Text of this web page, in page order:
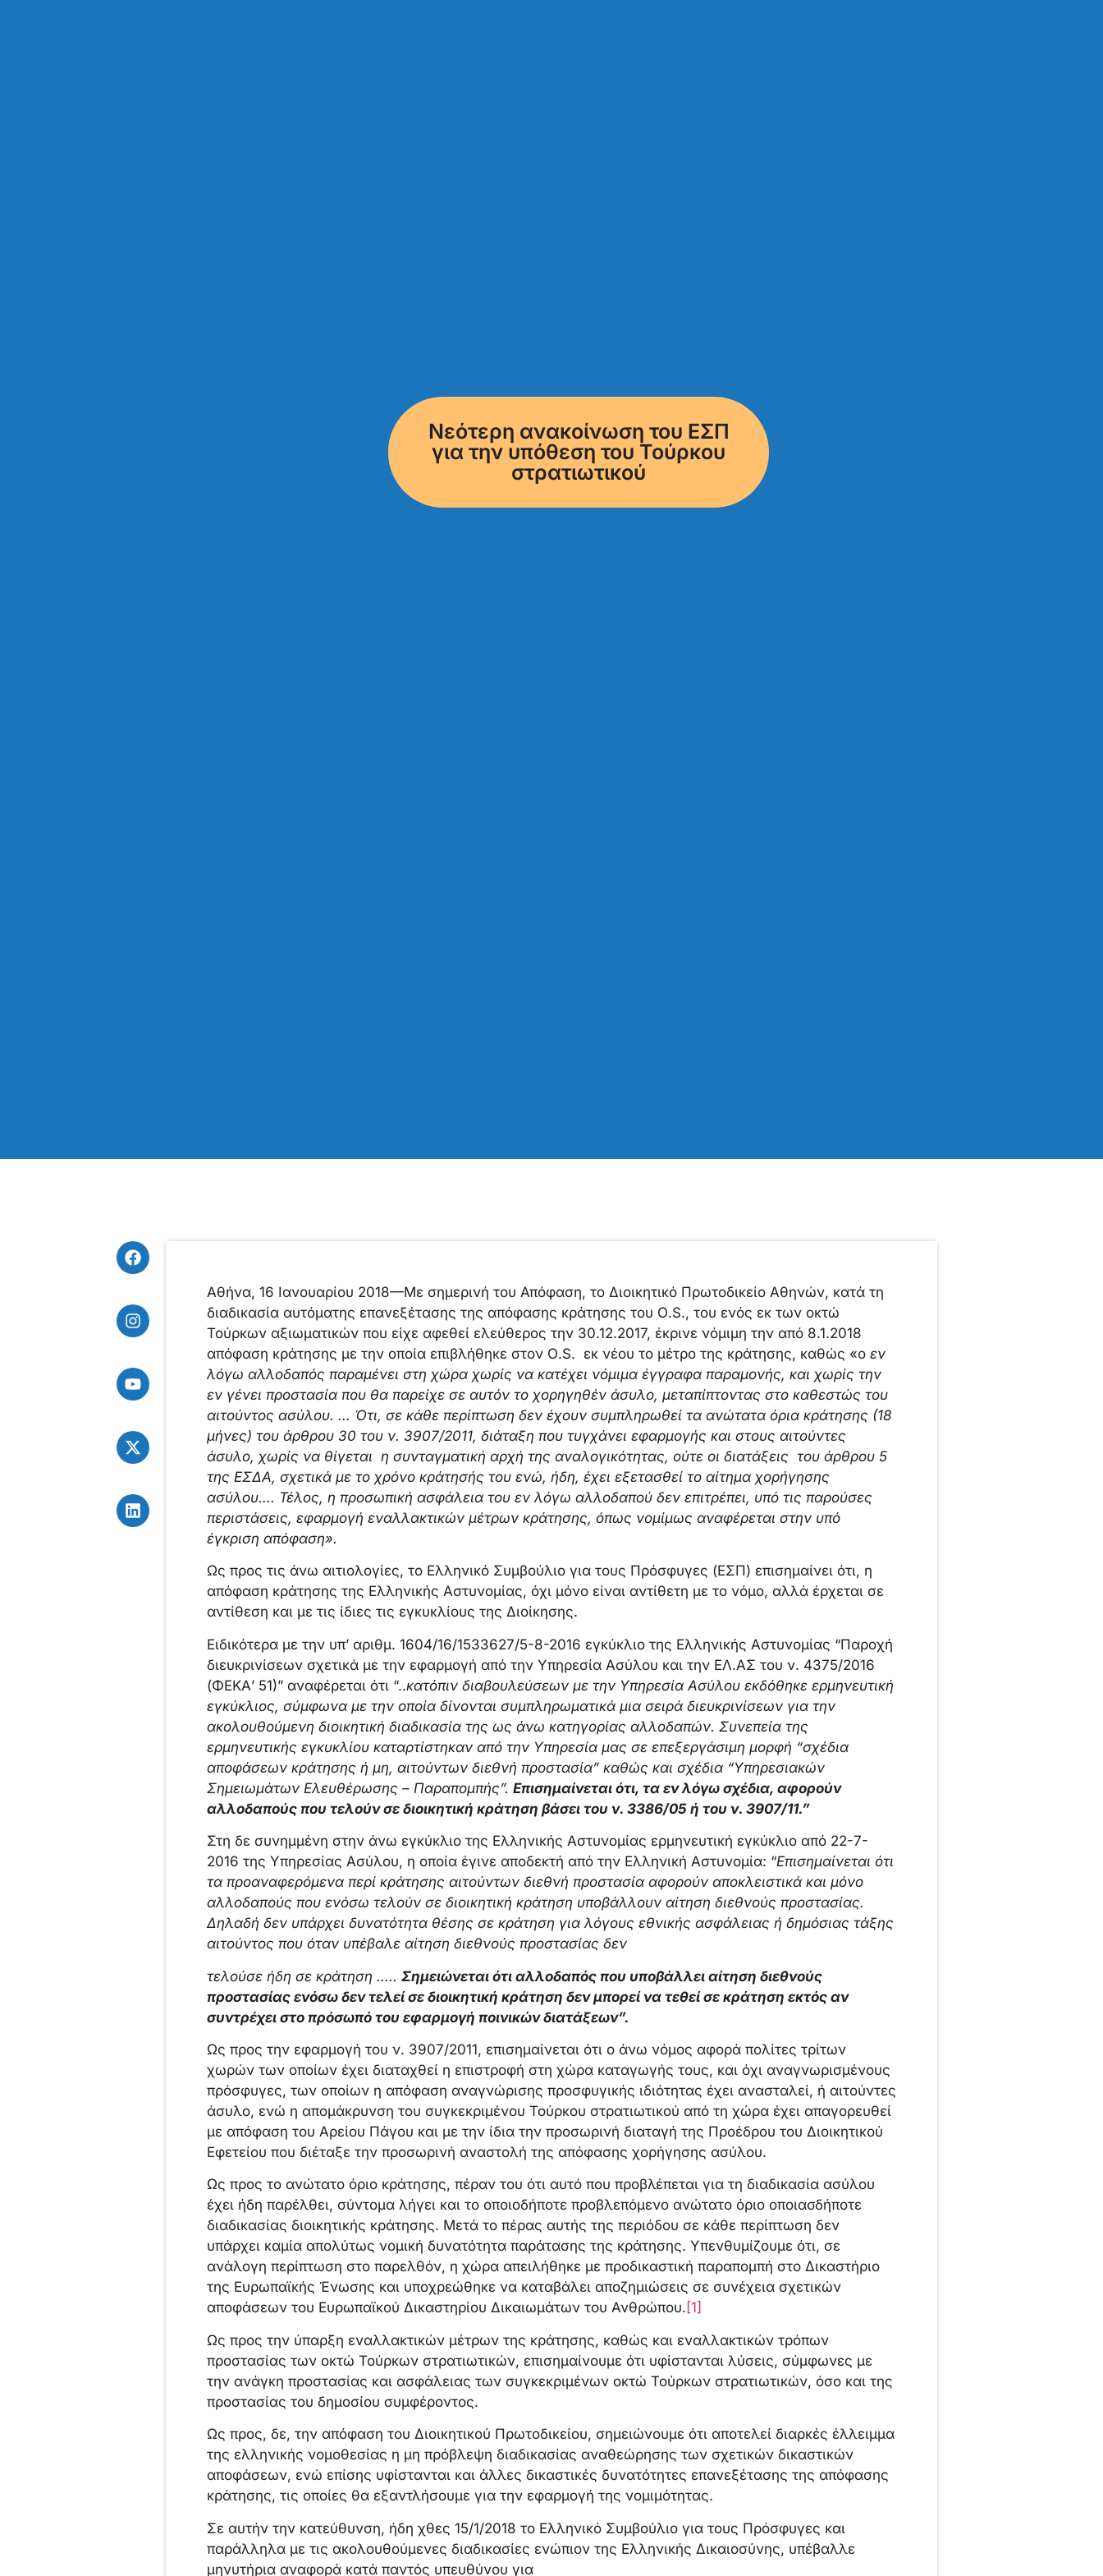
Νεότερη ανακοίνωση του ΕΣΠ
για την υπόθεση του Τούρκου
στρατιωτικού
Αθήνα, 16 Ιανουαρίου 2018—Με σημερινή του Απόφαση, το Διοικητικό Πρωτοδικείο Αθηνών, κατά τη
διαδικασία αυτόματης επανεξέτασης της απόφασης κράτησης του Ο.S., του ενός εκ των οκτώ
Τούρκων αξιωματικών που είχε αφεθεί ελεύθερος την 30.12.2017, έκρινε νόμιμη την από 8.1.2018
απόφαση κράτησης με την οποία επιβλήθηκε στον Ο.S. εκ νέου το μέτρο της κράτησης, καθώς «ο εν
λόγω αλλοδαπός παραμένει στη χώρα χωρίς να κατέχει νόμιμα έγγραφα παραμονής, και χωρίς την
εν γένει προστασία που θα παρείχε σε αυτόν το χορηγηθέν άσυλο, μεταπίπτοντας στο καθεστώς του
αιτούντος ασύλου. … Ότι, σε κάθε περίπτωση δεν έχουν συμπληρωθεί τα ανώτατα όρια κράτησης (18
μήνες) του άρθρου 30 του ν. 3907/2011, διάταξη που τυγχάνει εφαρμογής και στους αιτούντες
άσυλο, χωρίς να θίγεται η συνταγματική αρχή της αναλογικότητας, ούτε οι διατάξεις του άρθρου 5
της ΕΣΔΑ, σχετικά με το χρόνο κράτησής του ενώ, ήδη, έχει εξετασθεί το αίτημα χορήγησης
ασύλου…. Τέλος, η προσωπική ασφάλεια του εν λόγω αλλοδαπού δεν επιτρέπει, υπό τις παρούσες
περιστάσεις, εφαρμογή εναλλακτικών μέτρων κράτησης, όπως νομίμως αναφέρεται στην υπό
έγκριση απόφαση».
Ως προς τις άνω αιτιολογίες, το Ελληνικό Συμβούλιο για τους Πρόσφυγες (ΕΣΠ) επισημαίνει ότι, η
απόφαση κράτησης της Ελληνικής Αστυνομίας, όχι μόνο είναι αντίθετη με το νόμο, αλλά έρχεται σε
αντίθεση και με τις ίδιες τις εγκυκλίους της Διοίκησης.
Ειδικότερα με την υπ’ αριθμ. 1604/16/1533627/5-8-2016 εγκύκλιο της Ελληνικής Αστυνομίας “Παροχή
διευκρινίσεων σχετικά με την εφαρμογή από την Υπηρεσία Ασύλου και την ΕΛ.ΑΣ του ν. 4375/2016
(ΦΕΚΑ’ 51)” αναφέρεται ότι “..κατόπιν διαβουλεύσεων με την Υπηρεσία Ασύλου εκδόθηκε ερμηνευτική
εγκύκλιος, σύμφωνα με την οποία δίνονται συμπληρωματικά μια σειρά διευκρινίσεων για την
ακολουθούμενη διοικητική διαδικασία της ως άνω κατηγορίας αλλοδαπών. Συνεπεία της
ερμηνευτικής εγκυκλίου καταρτίστηκαν από την Υπηρεσία μας σε επεξεργάσιμη μορφή “σχέδια
αποφάσεων κράτησης ή μη, αιτούντων διεθνή προστασία” καθώς και σχέδια “Υπηρεσιακών
Σημειωμάτων Ελευθέρωσης – Παραπομπής”. Επισημαίνεται ότι, τα εν λόγω σχέδια, αφορούν
αλλοδαπούς που τελούν σε διοικητική κράτηση βάσει του ν. 3386/05 ή του ν. 3907/11.”
Στη δε συνημμένη στην άνω εγκύκλιο της Ελληνικής Αστυνομίας ερμηνευτική εγκύκλιο από 22-7-
2016 της Υπηρεσίας Ασύλου, η οποία έγινε αποδεκτή από την Ελληνική Αστυνομία: “Επισημαίνεται ότι
τα προαναφερόμενα περί κράτησης αιτούντων διεθνή προστασία αφορούν αποκλειστικά και μόνο
αλλοδαπούς που ενόσω τελούν σε διοικητική κράτηση υποβάλλουν αίτηση διεθνούς προστασίας.
Δηλαδή δεν υπάρχει δυνατότητα θέσης σε κράτηση για λόγους εθνικής ασφάλειας ή δημόσιας τάξης
αιτούντος που όταν υπέβαλε αίτηση διεθνούς προστασίας δεν
τελούσε ήδη σε κράτηση ….. Σημειώνεται ότι αλλοδαπός που υποβάλλει αίτηση διεθνούς
προστασίας ενόσω δεν τελεί σε διοικητική κράτηση δεν μπορεί να τεθεί σε κράτηση εκτός αν
συντρέχει στο πρόσωπό του εφαρμογή ποινικών διατάξεων”.
Ως προς την εφαρμογή του ν. 3907/2011, επισημαίνεται ότι ο άνω νόμος αφορά πολίτες τρίτων
χωρών των οποίων έχει διαταχθεί η επιστροφή στη χώρα καταγωγής τους, και όχι αναγνωρισμένους
πρόσφυγες, των οποίων η απόφαση αναγνώρισης προσφυγικής ιδιότητας έχει ανασταλεί, ή αιτούντες
άσυλο, ενώ η απομάκρυνση του συγκεκριμένου Τούρκου στρατιωτικού από τη χώρα έχει απαγορευθεί
με απόφαση του Αρείου Πάγου και με την ίδια την προσωρινή διαταγή της Προέδρου του Διοικητικού
Εφετείου που διέταξε την προσωρινή αναστολή της απόφασης χορήγησης ασύλου.
Ως προς το ανώτατο όριο κράτησης, πέραν του ότι αυτό που προβλέπεται για τη διαδικασία ασύλου
έχει ήδη παρέλθει, σύντομα λήγει και το οποιοδήποτε προβλεπόμενο ανώτατο όριο οποιασδήποτε
διαδικασίας διοικητικής κράτησης. Μετά το πέρας αυτής της περιόδου σε κάθε περίπτωση δεν
υπάρχει καμία απολύτως νομική δυνατότητα παράτασης της κράτησης. Υπενθυμίζουμε ότι, σε
ανάλογη περίπτωση στο παρελθόν, η χώρα απειλήθηκε με προδικαστική παραπομπή στο Δικαστήριο
της Ευρωπαϊκής Ένωσης και υποχρεώθηκε να καταβάλει αποζημιώσεις σε συνέχεια σχετικών
αποφάσεων του Ευρωπαϊκού Δικαστηρίου Δικαιωμάτων του Ανθρώπου. [1]
Ως προς την ύπαρξη εναλλακτικών μέτρων της κράτησης, καθώς και εναλλακτικών τρόπων
προστασίας των οκτώ Τούρκων στρατιωτικών, επισημαίνουμε ότι υφίστανται λύσεις, σύμφωνες με
την ανάγκη προστασίας και ασφάλειας των συγκεκριμένων οκτώ Τούρκων στρατιωτικών, όσο και της
προστασίας του δημοσίου συμφέροντος.
Ως προς, δε, την απόφαση του Διοικητικού Πρωτοδικείου, σημειώνουμε ότι αποτελεί διαρκές έλλειμμα
της ελληνικής νομοθεσίας η μη πρόβλεψη διαδικασίας αναθεώρησης των σχετικών δικαστικών
αποφάσεων, ενώ επίσης υφίστανται και άλλες δικαστικές δυνατότητες επανεξέτασης της απόφασης
κράτησης, τις οποίες θα εξαντλήσουμε για την εφαρμογή της νομιμότητας.
Σε αυτήν την κατεύθυνση, ήδη χθες 15/1/2018 το Ελληνικό Συμβούλιο για τους Πρόσφυγες και
παράλληλα με τις ακολουθούμενες διαδικασίες ενώπιον της Ελληνικής Δικαιοσύνης, υπέβαλλε
μηνυτήρια αναφορά κατά παντός υπευθύνου για